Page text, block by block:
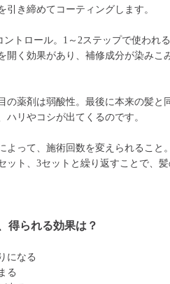
き締めてコーティングします。
トロール。1～2ステップで使われ
開く効果があり、補修成分が染みこ
の薬剤は弱酸性。最後に本来の髪と
リやコシが出てくるのです。
よって、施術回数を変えられること
ット、3セットと繰り返すことで、
得られる効果は？
になる
る